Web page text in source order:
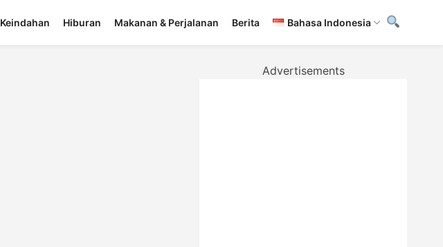
Keindahan Hiburan Makanan & Perjalanan Berita Bahasa Indonesia
Advertisements